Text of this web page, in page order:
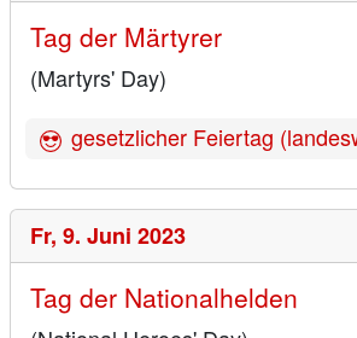
Tag der Märtyrer
(Martyrs' Day)
gesetzlicher Feiertag
Fr, 9. Juni 2023
Tag der Nationalhelden